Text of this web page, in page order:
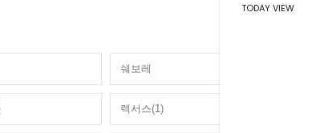
TODAY VIEW
쉐보레
렉서스(1)